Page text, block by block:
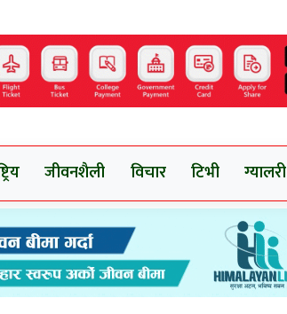
जीवनशैली विचार टिभी ग्यालरी